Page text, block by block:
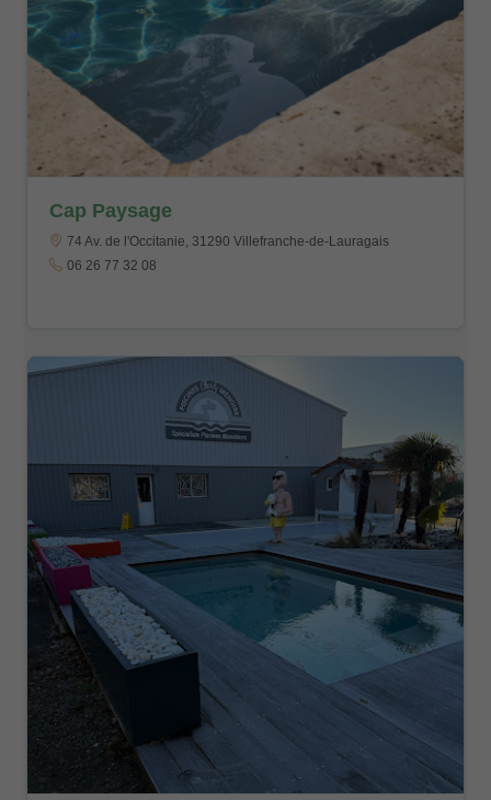
Cap Paysage
74 Av. de l'Occitanie, 31290 Villefranche-de-Lauragais
06 26 77 32 08